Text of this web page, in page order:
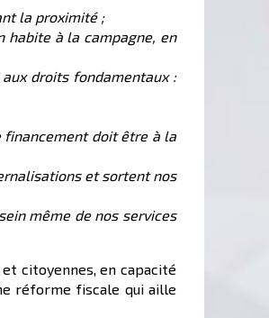
la proximité ;
habite à la campagne, en
droits fondamentaux :
financement doit être à la
et sortent nos
même de nos services
citoyennes, en capacité
réforme fiscale qui aille